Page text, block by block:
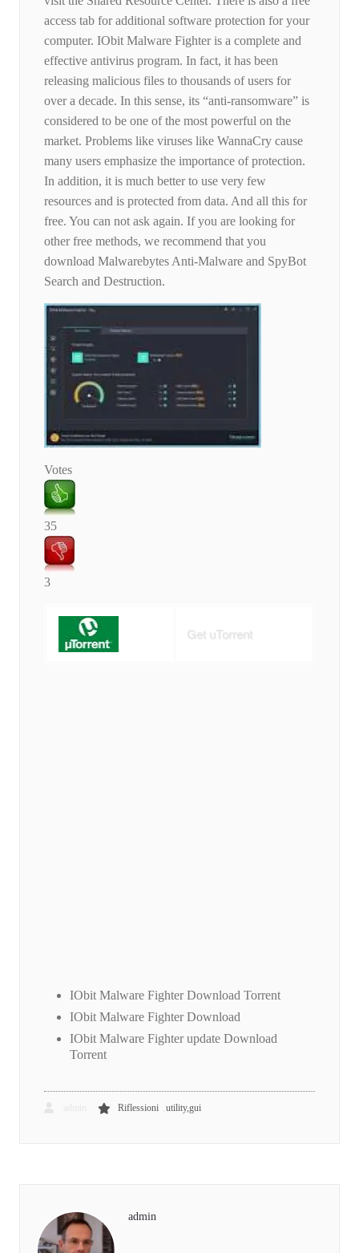
access tab for additional software protection for your
computer. IObit Malware Fighter is a complete and
effective antivirus program. In fact, it has been
releasing malicious files to thousands of users for
over a decade. In this sense, its “anti-ransomware” is
considered to be one of the most powerful on the
market. Problems like viruses like WannaCry cause
many users emphasize the importance of protection.
In addition, it is much better to use very few
resources and is protected from data. And all this for
free. You can not ask again. If you are looking for
other free methods, we recommend that you
download Malwarebytes Anti-Malware and SpyBot
Search and Destruction.
Votes
35
3
Get uTorrent
IObit Malware Fighter Download Torrent
IObit Malware Fighter Download
IObit Malware Fighter update Download
Torrent
Riflessioni utility,gui
admin